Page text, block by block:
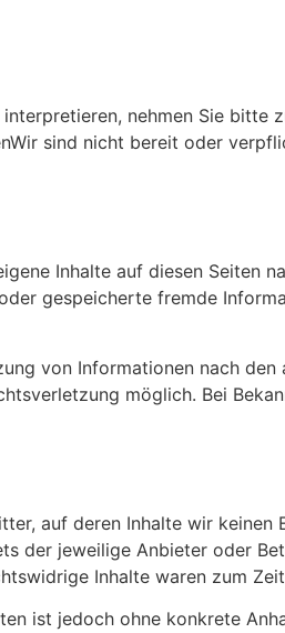
nehmen Sie
sind nicht bereit oder
Inhalte auf diesen Seiten
gespeicherte fremde
von Informationen nach
möglich. Bei
auf deren Inhalte wir
der jeweilige Anbieter oder
Inhalte waren zum
ist jedoch ohne konkrete